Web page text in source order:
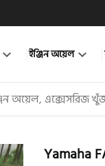
ইঞ্জিন অয়েল
Yamaha